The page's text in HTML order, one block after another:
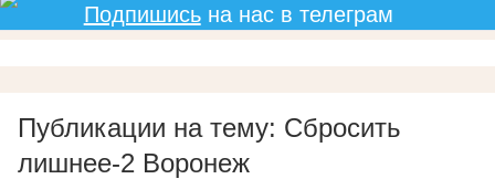
Подпишисьна нас в телеграм
Публикации на тему: Сбросить
лишнее-2 Воронеж